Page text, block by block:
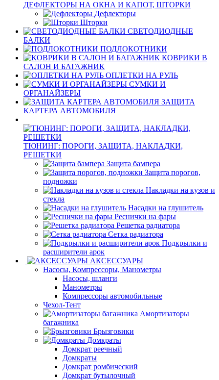
ДЕФЛЕКТОРЫ НА ОКНА И КАПОТ, ШТОРКИ
Дефлекторы
Шторки
СВЕТОДИОДНЫЕ
БАЛКИ
ПОДЛОКОТНИКИ
КОВРИКИ В
САЛОН И БАГАЖНИК
ОПЛЕТКИ НА РУЛЬ
СУМКИ И
ОРГАНАЙЗЕРЫ
ЗАЩИТА
КАРТЕРА АВТОМОБИЛЯ
ТЮНИНГ: ПОРОГИ, ЗАЩИТА, НАКЛАДКИ,
РЕШЕТКИ
Защита бампера
Защита порогов,
подножки
Накладки на кузов и
стекла
Насадки на глушитель
Реснички на фары
Решетка радиатора
Сетка радиатора
Подкрылки и
расширители арок
АКСЕССУАРЫ
Насосы, Компрессоры, Манометры
Насосы, шланги
Манометры
Компрессоры автомобильные
Чехол-Тент
Амортизаторы
багажника
Брызговики
Домкраты
Домкрат реечный
Домкраты
Домкрат ромбический
Домкрат бутылочный